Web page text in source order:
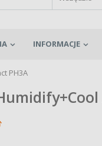
INFORMACJE
PH3A